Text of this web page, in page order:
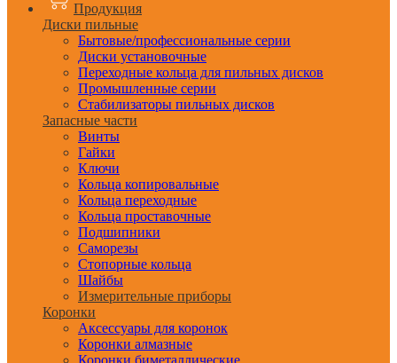
Продукция
Диски пильные
Бытовые/профессиональные серии
Диски установочные
Переходные кольца для пильных дисков
Промышленные серии
Стабилизаторы пильных дисков
Запасные части
Винты
Гайки
Ключи
Кольца копировальные
Кольца переходные
Кольца проставочные
Подшипники
Саморезы
Стопорные кольца
Шайбы
Измерительные приборы
Коронки
Аксессуары для коронок
Коронки алмазные
Коронки биметаллические